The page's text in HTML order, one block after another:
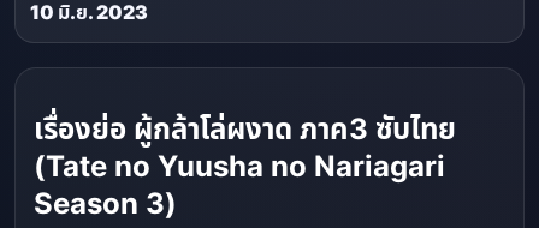
10 มิ.ย. 2023
เรื่องย่อ ผู้กล้าโล่ผงาด ภาค3 ซับไทย
(Tate no Yuusha no Nariagari
Season 3)